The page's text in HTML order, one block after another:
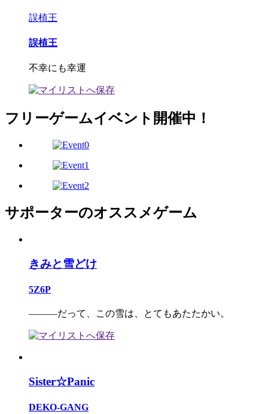
誤植王
誤植王
不幸にも幸運
フリーゲームイベント開催中！
サポーターのオススメゲーム
きみと雪どけ
5Z6P
―――だって、この雪は、とてもあたたかい。
Sister☆Panic
DEKO-GANG